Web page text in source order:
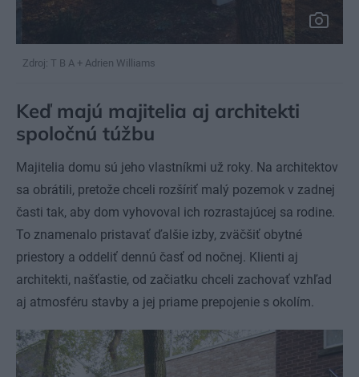
Zdroj: T B A + Adrien Williams
Keď majú majitelia aj architekti
spoločnú túžbu
Majitelia domu sú jeho vlastníkmi už roky. Na architektov
sa obrátili, pretože chceli rozšíriť malý pozemok v zadnej
časti tak, aby dom vyhovoval ich rozrastajúcej sa rodine.
To znamenalo pristavať ďalšie izby, zväčšiť obytné
priestory a oddeliť dennú časť od nočnej. Klienti aj
architekti, našťastie, od začiatku chceli zachovať vzhľad
aj atmosféru stavby a jej priame prepojenie s okolím.